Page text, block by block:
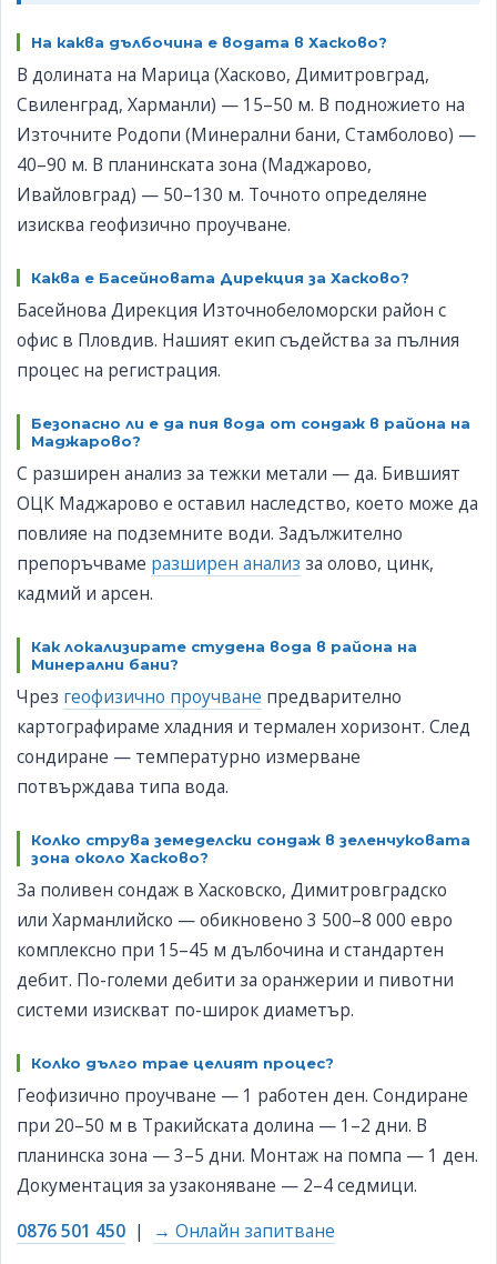
На каква дълбочина е водата в Хасково?
В долината на Марица (Хасково, Димитровград,
Свиленград, Харманли) — 15–50 м. В подножието на
Източните Родопи (Минерални бани, Стамболово) —
40–90 м. В планинската зона (Маджарово,
Ивайловград) — 50–130 м. Точното определяне
изисква геофизично проучване.
Каква е Басейновата Дирекция за Хасково?
Басейнова Дирекция Източнобеломорски район с
офис в Пловдив. Нашият екип съдейства за пълния
процес на регистрация.
Безопасно ли е да пия вода от сондаж в района на
Маджарово?
С разширен анализ за тежки метали — да. Бившият
ОЦК Маджарово е оставил наследство, което може да
повлияе на подземните води. Задължително
препоръчваме разширен анализ за олово, цинк,
кадмий и арсен.
Как локализирате студена вода в района на
Минерални бани?
Чрез геофизично проучване предварително
картографираме хладния и термален хоризонт. След
сондиране — температурно измерване
потвърждава типа вода.
Колко струва земеделски сондаж в зеленчуковата
зона около Хасково?
За поливен сондаж в Хасковско, Димитровградско
или Харманлийско — обикновено 3 500–8 000 евро
комплексно при 15–45 м дълбочина и стандартен
дебит. По-големи дебити за оранжерии и пивотни
системи изискват по-широк диаметър.
Колко дълго трае целият процес?
Геофизично проучване — 1 работен ден. Сондиране
при 20–50 м в Тракийската долина — 1–2 дни. В
планинска зона — 3–5 дни. Монтаж на помпа — 1 ден.
Документация за узаконяване — 2–4 седмици.
0876 501 450 | → Онлайн запитване